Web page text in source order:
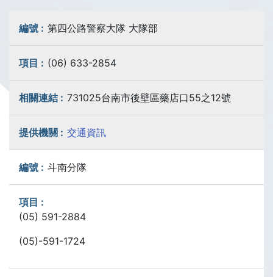
第四公路警察大隊 大隊部
(06) 633-2854
731025台南市後壁區藥店口55之12號
交通資訊
斗南分隊
(05) 591-2884
(05)-591-1724